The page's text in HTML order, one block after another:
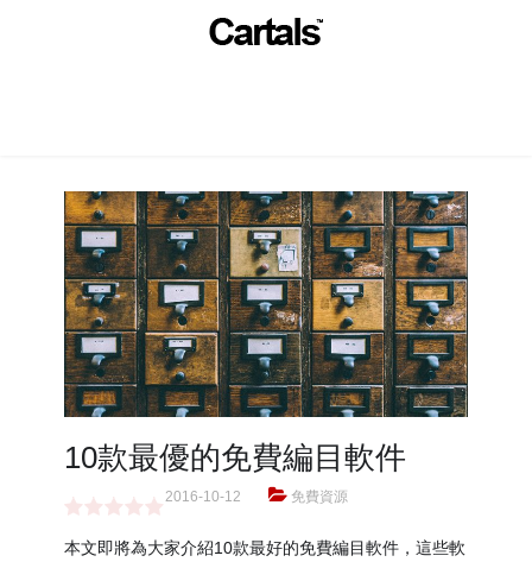
10款最優的免費編目軟件
2016-10-12 免費資源
本文即將為大家介紹10款最好的免費編目軟件，這些軟